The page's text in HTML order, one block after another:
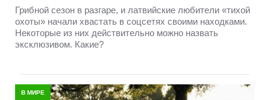
Грибной сезон в разгаре, и латвийские любители «тихой
охоты» начали хвастать в соцсетях своими находками.
Некоторые из них действительно можно назвать
эксклюзивом. Какие?
В МИРЕ